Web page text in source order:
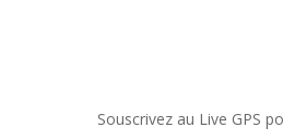
Souscrivez au Live GPS